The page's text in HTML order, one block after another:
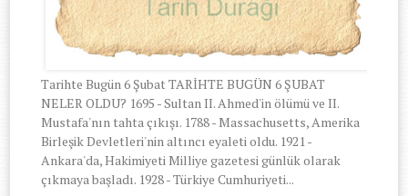
Tarihte Bugün 6 Şubat TARİHTE BUGÜN 6 ŞUBAT
NELER OLDU? 1695 - Sultan II. Ahmed'in ölümü ve II.
Mustafa'nın tahta çıkışı. 1788 - Massachusetts, Amerika
Birleşik Devletleri'nin altıncı eyaleti oldu. 1921 -
Ankara'da, Hakimiyeti Milliye gazetesi günlük olarak
çıkmaya başladı. 1928 - Türkiye Cumhuriyeti...